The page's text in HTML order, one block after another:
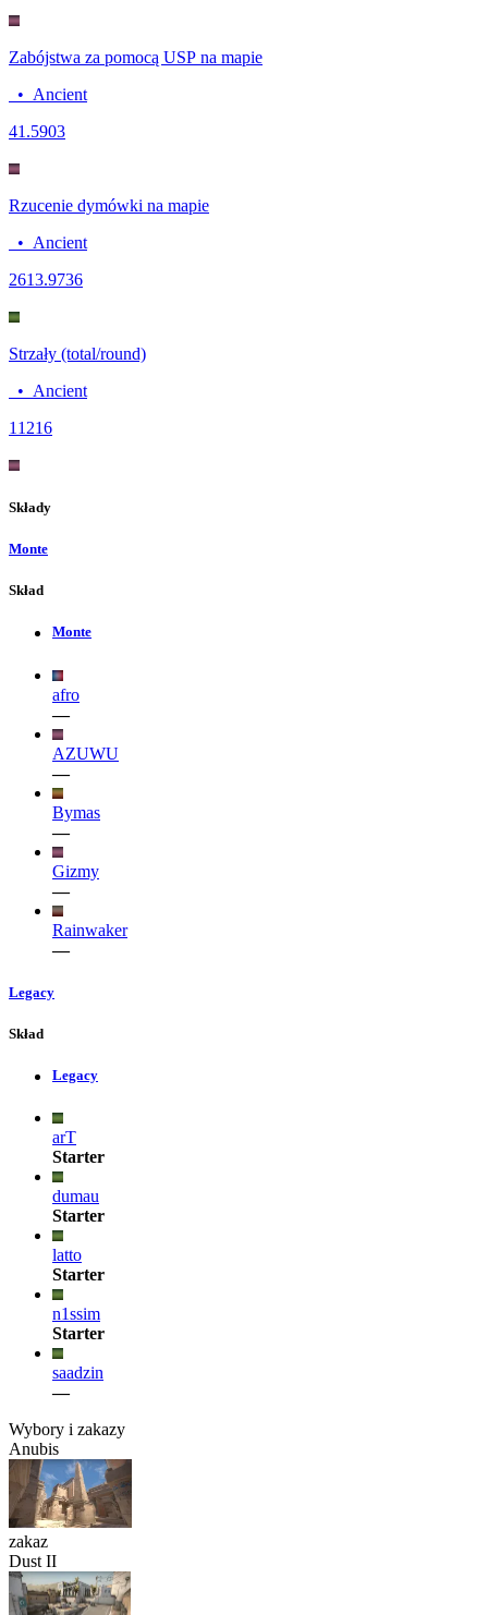
Zabójstwa za pomocą USP na mapie
• Ancient
41.5903
Rzucenie dymówki na mapie
• Ancient
2613.9736
Strzały (total/round)
• Ancient
11216
Składy
Monte
Skład
Monte
afro
—
AZUWU
—
Bymas
—
Gizmy
—
Rainwaker
—
Legacy
Skład
Legacy
arT
Starter
dumau
Starter
latto
Starter
n1ssim
Starter
saadzin
—
Wybory i zakazy
Anubis
zakaz
Dust II